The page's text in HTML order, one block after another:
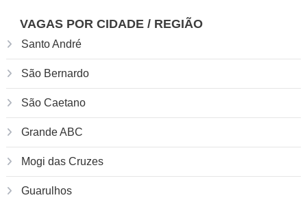
VAGAS POR CIDADE / REGIÃO
Santo André
São Bernardo
São Caetano
Grande ABC
Mogi das Cruzes
Guarulhos